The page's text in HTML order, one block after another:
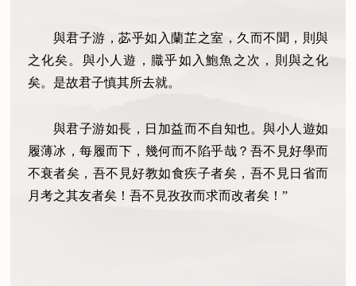
與君子游，苾乎如入蘭芷之室，久而不聞，則與
之化矣。與小人遊，膱乎如入鮑魚之次，則與之化
矣。是故君子慎其所去就。
與君子游如長，日加益而不自知也。與小人遊如
履薄冰，每履而下，幾何而不陷乎哉？吾不見好學而
不衰者矣，吾不見好教如食疾子者矣，吾不見日省而
月考之其友者矣！吾不見孜孜而求而改者矣！”